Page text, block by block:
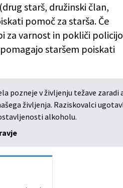
starš, družinski član,
pomoč za starša. Če
za varnost in pokliči
staršem poiskati
pozneje v življenju težave zaradi
življenja. Raziskovalci
alkoholu.